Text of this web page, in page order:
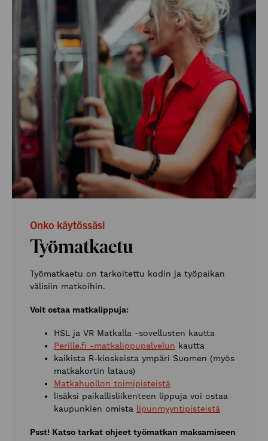
Onko käytössäsi
Työmatkaetu
Työmatkaetu on tarkoitettu kodin ja työpaikan
välisiin matkoihin.
Voit ostaa matkalippuja:
HSL ja VR Matkalla -sovellusten kautta
Perille.fi -matkalippupalvelun kautta
kaikista R-kioskeista ympäri Suomen (myös
matkakortin lataus)
Matkahuollon toimipisteistä
lisäksi paikallisliikenteen lippuja voi ostaa
kaupunkien omista lipunmyyntipisteistä
Psst! Katso tarkat ohjeet työmatkan maksamiseen